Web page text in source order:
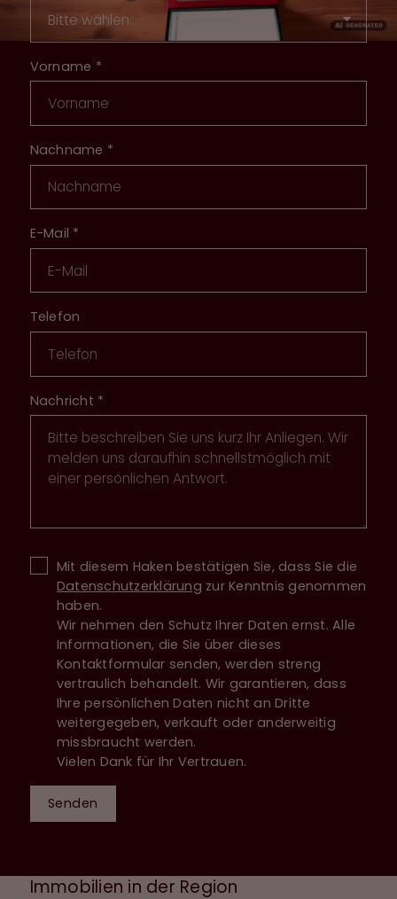
Vorname *
Nachname *
E-Mail *
Telefon
Nachricht *
Mit diesem Haken bestätigen Sie, dass Sie die
Datenschutzerklärung zur Kenntnis genommen
haben.
Wir nehmen den Schutz Ihrer Daten ernst. Alle
Informationen, die Sie über dieses
Kontaktformular senden, werden streng
vertraulich behandelt. Wir garantieren, dass
Ihre persönlichen Daten nicht an Dritte
weitergegeben, verkauft oder anderweitig
missbraucht werden.
Vielen Dank für Ihr Vertrauen.
Senden
Immobilien in der Region